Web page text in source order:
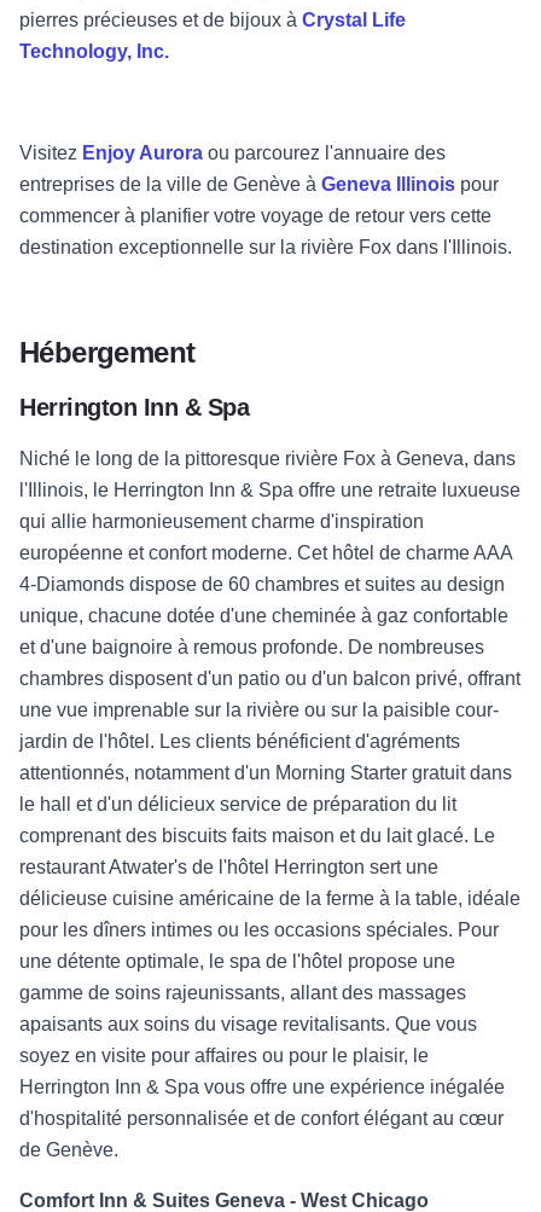
pierres précieuses et de bijoux à Crystal Life
Technology, Inc.
Visitez Enjoy Aurora ou parcourez l'annuaire des
entreprises de la ville de Genève à Geneva Illinois pour
commencer à planifier votre voyage de retour vers cette
destination exceptionnelle sur la rivière Fox dans l'Illinois.
Hébergement
Herrington Inn & Spa
Niché le long de la pittoresque rivière Fox à Geneva, dans
l'Illinois, le Herrington Inn & Spa offre une retraite luxueuse
qui allie harmonieusement charme d'inspiration
européenne et confort moderne. Cet hôtel de charme AAA
4-Diamonds dispose de 60 chambres et suites au design
unique, chacune dotée d'une cheminée à gaz confortable
et d'une baignoire à remous profonde. De nombreuses
chambres disposent d'un patio ou d'un balcon privé, offrant
une vue imprenable sur la rivière ou sur la paisible cour-
jardin de l'hôtel. Les clients bénéficient d'agréments
attentionnés, notamment d'un Morning Starter gratuit dans
le hall et d'un délicieux service de préparation du lit
comprenant des biscuits faits maison et du lait glacé. Le
restaurant Atwater's de l'hôtel Herrington sert une
délicieuse cuisine américaine de la ferme à la table, idéale
pour les dîners intimes ou les occasions spéciales. Pour
une détente optimale, le spa de l'hôtel propose une
gamme de soins rajeunissants, allant des massages
apaisants aux soins du visage revitalisants. Que vous
soyez en visite pour affaires ou pour le plaisir, le
Herrington Inn & Spa vous offre une expérience inégalée
d'hospitalité personnalisée et de confort élégant au cœur
de Genève.
Comfort Inn & Suites Geneva - West Chicago